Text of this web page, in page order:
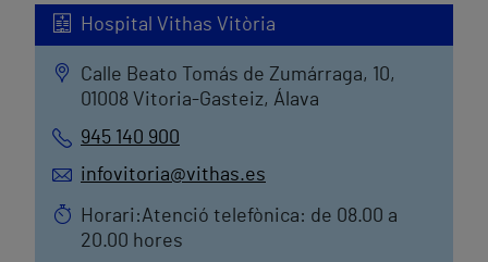
Hospital Vithas Vitòria
Calle Beato Tomás de Zumárraga, 10,
01008 Vitoria-Gasteiz, Álava
945 140 900
infovitoria@vithas.es
Horari:Atenció telefònica: de 08.00 a
20.00 hores